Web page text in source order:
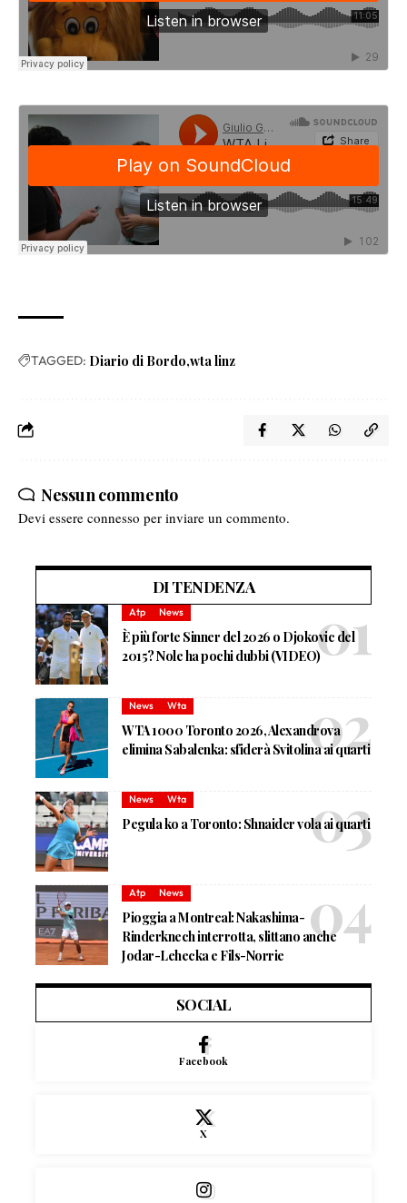
TAGGED: Diario di Bordo wta linz
Nessun commento
Devi essere connesso per inviare un commento.
DI TENDENZA
Atp News
È più forte Sinner del 2026 o Djokovic del
2015? Nole ha pochi dubbi (VIDEO)
News Wta
WTA 1000 Toronto 2026, Alexandrova
elimina Sabalenka: sfiderà Svitolina ai quarti
News Wta
Pegula ko a Toronto: Shnaider vola ai quarti
Atp News
Pioggia a Montreal: Nakashima-
Rinderknech interrotta, slittano anche
Jodar-Lehecka e Fils-Norrie
SOCIAL
Facebook
X